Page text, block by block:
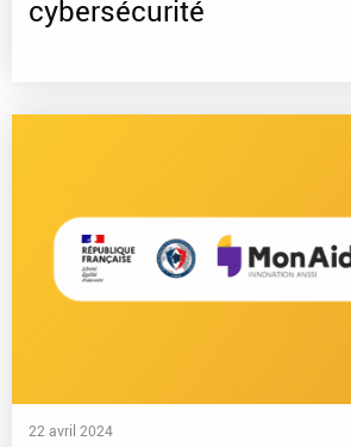
cybersécurité
22 avril 2024